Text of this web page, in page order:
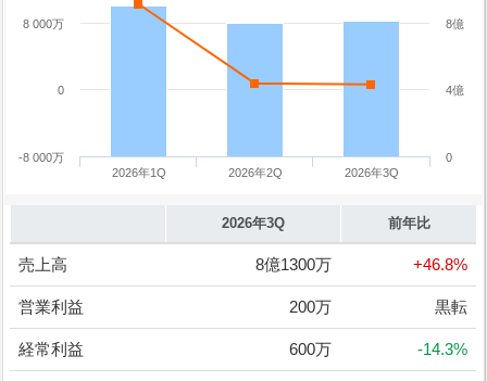
2026年1Q 2026年2Q 2026年3Q
0
4億
8億
-8 000万
0
8 000万
2026年3Q 前年比
売上高 8億1300万 +46.8%
営業利益 200万 黒転
経常利益 600万 -14.3%